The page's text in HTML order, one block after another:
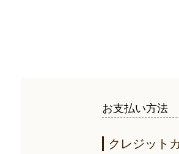
お支払い方法
クレジット